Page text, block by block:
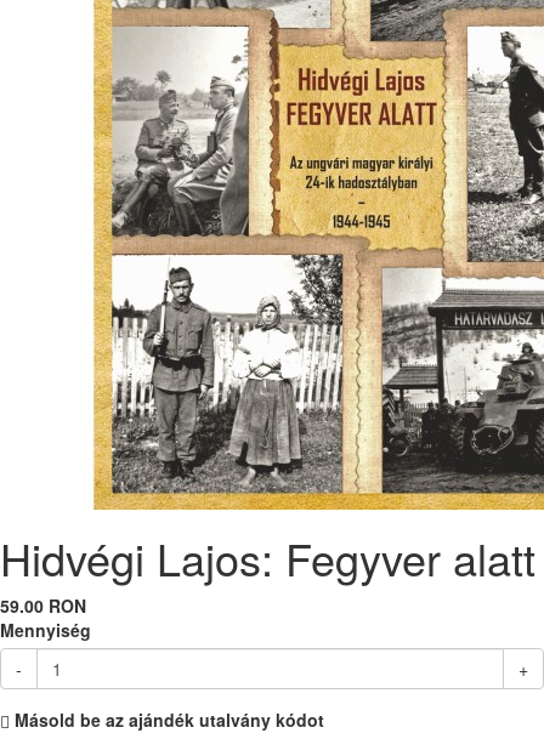
Hidvégi Lajos: Fegyver alatt
59.00 RON
Mennyiség
-
+
Másold be az ajándék utalvány kódot